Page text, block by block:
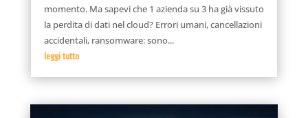
momento. Ma sapevi che 1 azienda su 3 ha già vissuto
la perdita di dati nel cloud? Errori umani, cancellazioni
accidentali, ransomware: sono...
leggi tutto